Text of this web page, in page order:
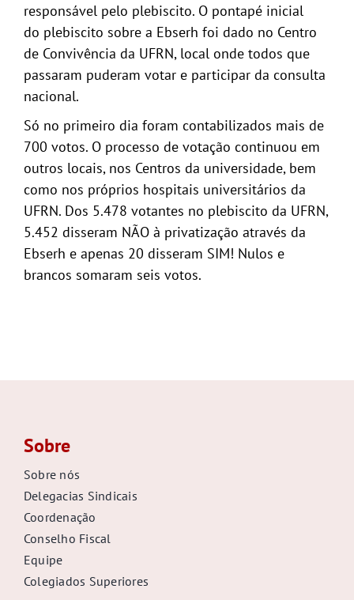
responsável pelo plebiscito. O pontapé inicial
do plebiscito sobre a Ebserh foi dado no Centro
de Convivência da UFRN, local onde todos que
passaram puderam votar e participar da consulta
nacional.
Só no primeiro dia foram contabilizados mais de
700 votos. O processo de votação continuou em
outros locais, nos Centros da universidade, bem
como nos próprios hospitais universitários da
UFRN. Dos 5.478 votantes no plebiscito da UFRN,
5.452 disseram NÃO à privatização através da
Ebserh e apenas 20 disseram SIM! Nulos e
brancos somaram seis votos.
Sobre
Sobre nós
Delegacias Sindicais
Coordenação
Conselho Fiscal
Equipe
Colegiados Superiores